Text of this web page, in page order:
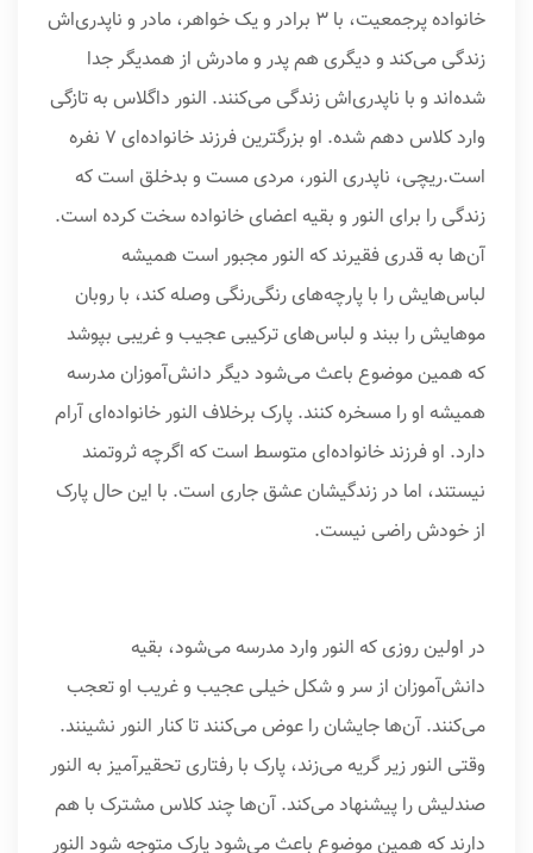
خانواده پرجمعیت، با ۳ برادر و یک خواهر، مادر و ناپدری‌اش
زندگی می‌کند و دیگری هم پدر و مادرش از همدیگر جدا
شده‌اند و با ناپدری‌اش زندگی می‌کنند. النور داگلاس به تازگی
وارد کلاس دهم شده. او بزرگترین فرزند خانواده‌ای ۷ نفره
است.ریچی، ناپدری النور، مردی مست و بدخلق است که
زندگی را برای النور و بقیه اعضای خانواده‌ سخت کرده است.
آن‌ها به قدری فقیرند که النور مجبور است همیشه
لباس‌هایش را با پارچه‌های رنگی‌رنگی وصله کند، با روبان
موهایش را ببند و لباس‌های ترکیبی عجیب و غریبی بپوشد
که همین موضوع باعث می‌شود دیگر دانش‌آموزان مدرسه
همیشه او را مسخره کنند. پارک برخلاف النور خانواده‌ای آرام
دارد. او فرزند خانواده‌ای متوسط است که اگرچه ثروتمند
نیستند، اما در زندگیشان عشق جاری است. با این حال پارک
از خودش راضی نیست.
در اولین روزی که النور وارد مدرسه می‌شود، بقیه
دانش‌آموزان از سر و شکل خیلی عجیب و غریب او تعجب
می‌کنند. آن‌ها جایشان را عوض می‌کنند تا کنار النور نشینند.
وقتی النور زیر گریه می‌زند، پارک با رفتاری تحقیرآمیز به النور
صندلیش را پیشنهاد می‌کند. آن‌ها چند کلاس مشترک با هم
دارند که همین موضوع باعث می‌شود پارک متوجه شود النور